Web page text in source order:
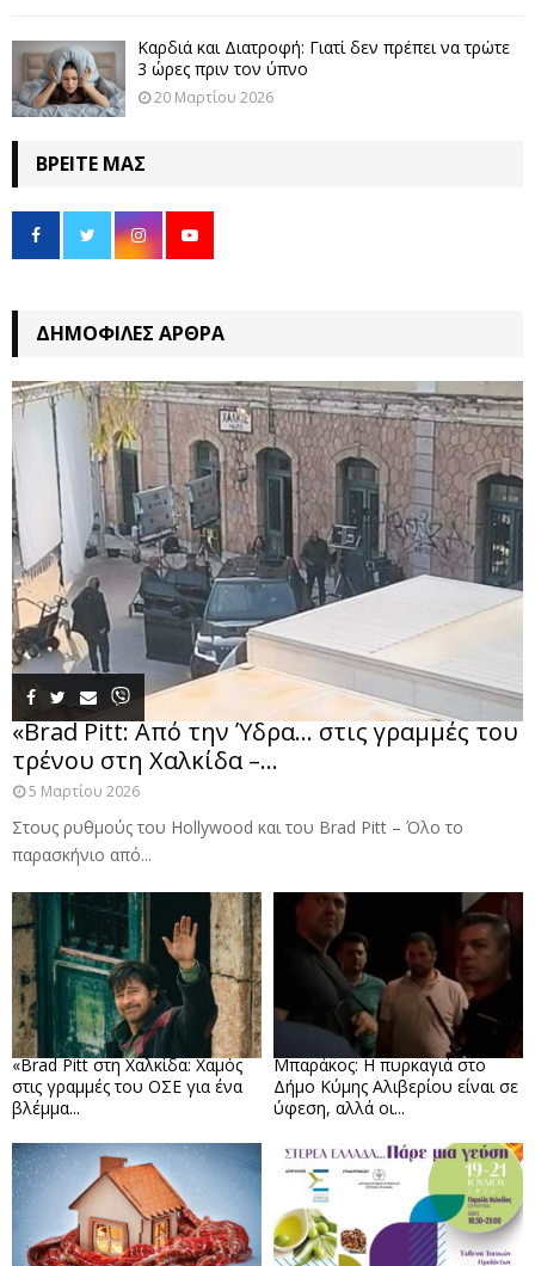
Καρδιά και Διατροφή: Γιατί δεν πρέπει να τρώτε
3 ώρες πριν τον ύπνο
20 Μαρτίου 2026
ΒΡΕΊΤΕ ΜΑΣ
ΔΗΜΟΦΙΛΈΣ ΆΡΘΡΑ
«Brad Pitt: Από την Ύδρα… στις γραμμές του
τρένου στη Χαλκίδα –...
5 Μαρτίου 2026
Στους ρυθμούς του Hollywood και του Brad Pitt – Όλο το
παρασκήνιο από...
«Brad Pitt στη Χαλκίδα: Χαμός
στις γραμμές του ΟΣΕ για ένα
βλέμμα...
Μπαράκος: Η πυρκαγιά στο
Δήμο Κύμης Αλιβερίου είναι σε
ύφεση, αλλά οι...